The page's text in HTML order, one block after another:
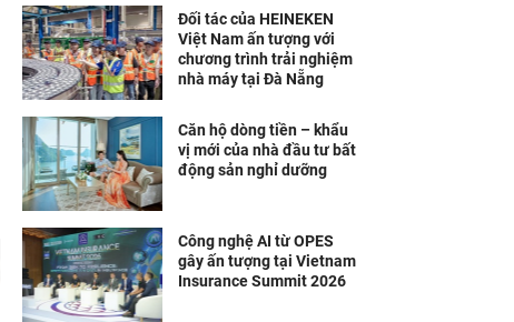
Đối tác của HEINEKEN
Việt Nam ấn tượng với
chương trình trải nghiệm
nhà máy tại Đà Nẵng
Căn hộ dòng tiền – khẩu
vị mới của nhà đầu tư bất
động sản nghỉ dưỡng
Công nghệ AI từ OPES
gây ấn tượng tại Vietnam
Insurance Summit 2026